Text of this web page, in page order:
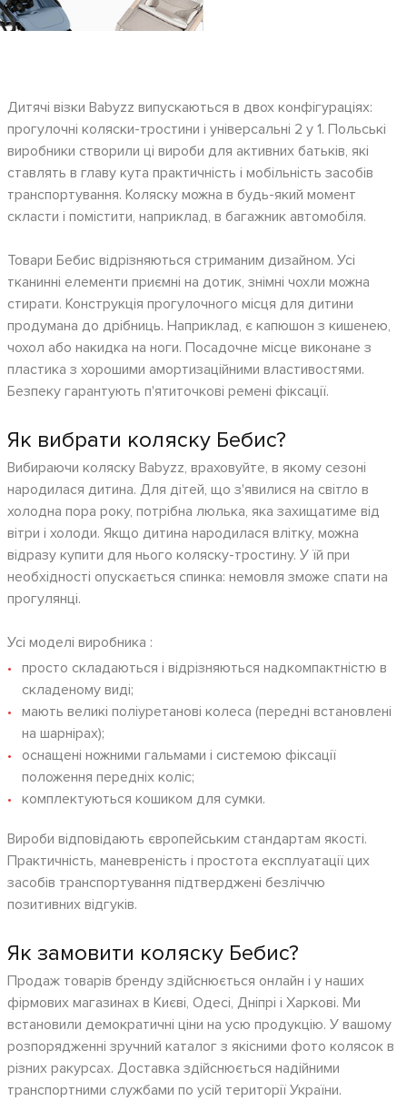
Дитячі візки Babyzz випускаються в двох конфігураціях:
прогулочні коляски-тростини і універсальні 2 у 1. Польські
виробники створили ці вироби для активних батьків, які
ставлять в главу кута практичність і мобільність засобів
транспортування. Коляску можна в будь-який момент
скласти і помістити, наприклад, в багажник автомобіля.
Товари Бебис відрізняються стриманим дизайном. Усі
тканинні елементи приємні на дотик, знімні чохли можна
стирати. Конструкція прогулочного місця для дитини
продумана до дрібниць. Наприклад, є капюшон з кишенею,
чохол або накидка на ноги. Посадочне місце виконане з
пластика з хорошими амортизаційними властивостями.
Безпеку гарантують п'ятиточкові ремені фіксації.
Як вибрати коляску Бебис?
Вибираючи коляску Babyzz, враховуйте, в якому сезоні
народилася дитина. Для дітей, що з'явилися на світло в
холодна пора року, потрібна люлька, яка захищатиме від
вітри і холоди. Якщо дитина народилася влітку, можна
відразу купити для нього коляску-тростину. У їй при
необхідності опускається спинка: немовля зможе спати на
прогулянці.
Усі моделі виробника :
просто складаються і відрізняються надкомпактністю в
складеному виді;
мають великі поліуретанові колеса (передні встановлені
на шарнірах);
оснащені ножними гальмами і системою фіксації
положення передніх коліс;
комплектуються кошиком для сумки.
Вироби відповідають європейським стандартам якості.
Практичність, маневреність і простота експлуатації цих
засобів транспортування підтверджені безліччю
позитивних відгуків.
Як замовити коляску Бебис?
Продаж товарів бренду здійснюється онлайн і у наших
фірмових магазинах в Києві, Одесі, Дніпрі і Харкові. Ми
встановили демократичні ціни на усю продукцію. У вашому
розпорядженні зручний каталог з якісними фото колясок в
різних ракурсах. Доставка здійснюється надійними
транспортними службами по усій території України.